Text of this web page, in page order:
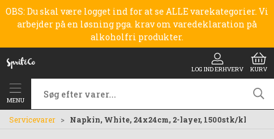
OBS: Du skal være logget ind for at se ALLE varekategorier. Vi
arbejder på en løsning pga. krav om varedeklaration på
alkoholfri produkter.
LOG IND ERHVERV KURV
MENU
Servicevarer Napkin, White, 24x24cm, 2-layer, 1500stk/kl